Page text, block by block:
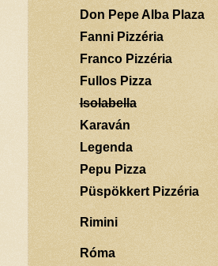
Don Pepe Alba Plaza
Fanni Pizzéria
Franco Pizzéria
Fullos Pizza
Isolabella
Karaván
Legenda
Pepu Pizza
Püspökkert Pizzéria
Rimini
Róma